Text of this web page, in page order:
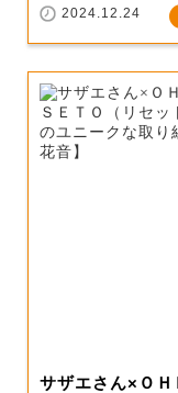
2024.12.24
サザエさん×Ｏ